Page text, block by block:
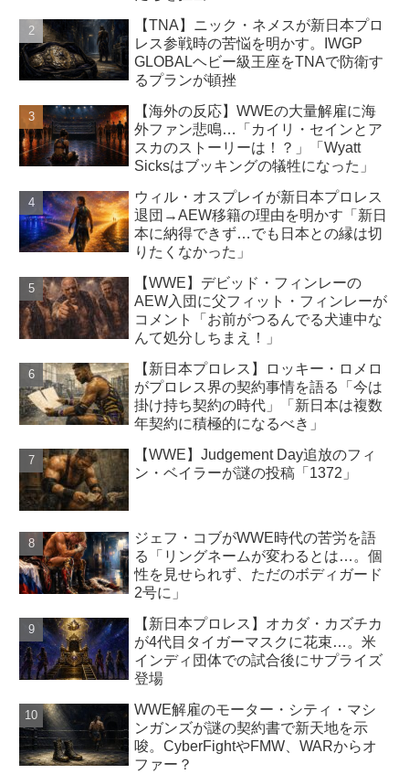
【TNA】ニック・ネメスが新日本プロ
レス参戦時の苦悩を明かす。IWGP
GLOBALヘビー級王座をTNAで防衛す
るプランが頓挫
【海外の反応】WWEの大量解雇に海
外ファン悲鳴…「カイリ・セインとア
スカのストーリーは！？」「Wyatt
Sicksはブッキングの犠牲になった」
ウィル・オスプレイが新日本プロレス
退団→AEW移籍の理由を明かす「新日
本に納得できず…でも日本との縁は切
りたくなかった」
【WWE】デビッド・フィンレーの
AEW入団に父フィット・フィンレーが
コメント「お前がつるんでる犬連中な
んて処分しちまえ！」
【新日本プロレス】ロッキー・ロメロ
がプロレス界の契約事情を語る「今は
掛け持ち契約の時代」「新日本は複数
年契約に積極的になるべき」
【WWE】Judgement Day追放のフィ
ン・ベイラーが謎の投稿「1372」
ジェフ・コブがWWE時代の苦労を語
る「リングネームが変わるとは…。個
性を見せられず、ただのボディガード
2号に」
【新日本プロレス】オカダ・カズチカ
が4代目タイガーマスクに花束…。米
インディ団体での試合後にサプライズ
登場
WWE解雇のモーター・シティ・マシ
ンガンズが謎の契約書で新天地を示
唆。CyberFightやFMW、WARからオ
ファー？